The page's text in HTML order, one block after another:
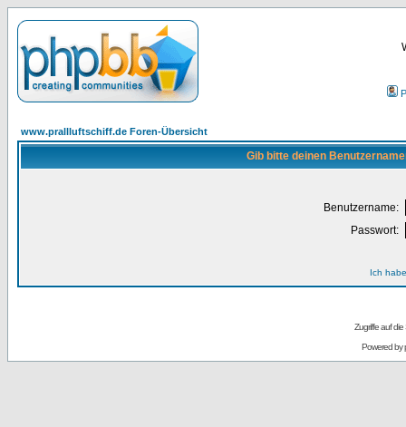
www.prallluftschiff.de Foren-Übersicht
Gib bitte deinen
Benutzername:
Passwort:
Ich
Zugriffe auf
Powered by